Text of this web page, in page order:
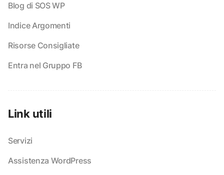
Blog di SOS WP
Indice Argomenti
Risorse Consigliate
Entra nel Gruppo FB
Link utili
Servizi
Assistenza WordPress